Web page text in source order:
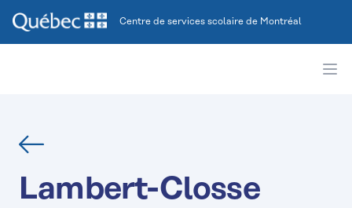
Centre de services scolaire de Montréal
Retour
Lambert-Closse